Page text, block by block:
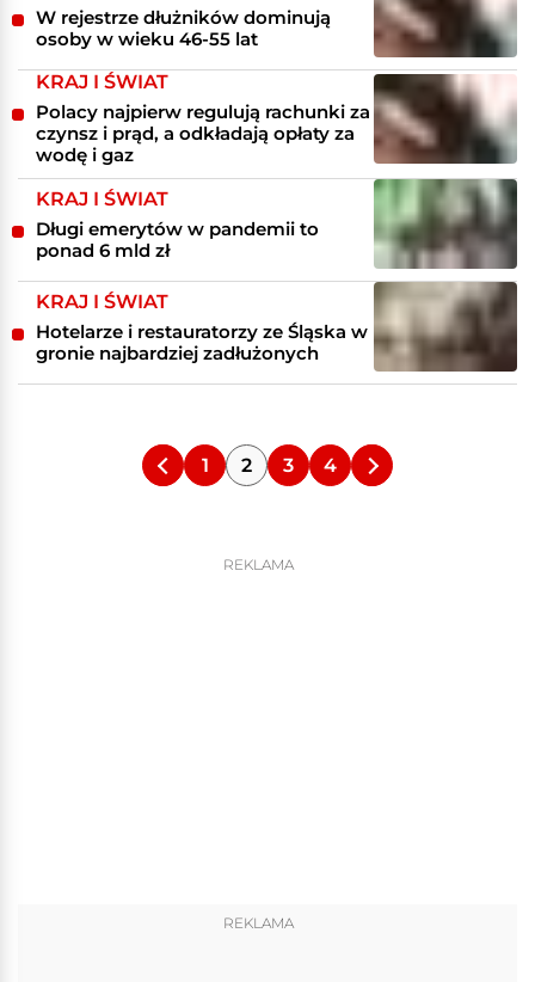
W rejestrze dłużników dominują
osoby w wieku 46-55 lat
KRAJ I ŚWIAT
Polacy najpierw regulują rachunki za
czynsz i prąd, a odkładają opłaty za
wodę i gaz
KRAJ I ŚWIAT
Długi emerytów w pandemii to
ponad 6 mld zł
KRAJ I ŚWIAT
Hotelarze i restauratorzy ze Śląska w
gronie najbardziej zadłużonych
1 2 3 4
REKLAMA
REKLAMA